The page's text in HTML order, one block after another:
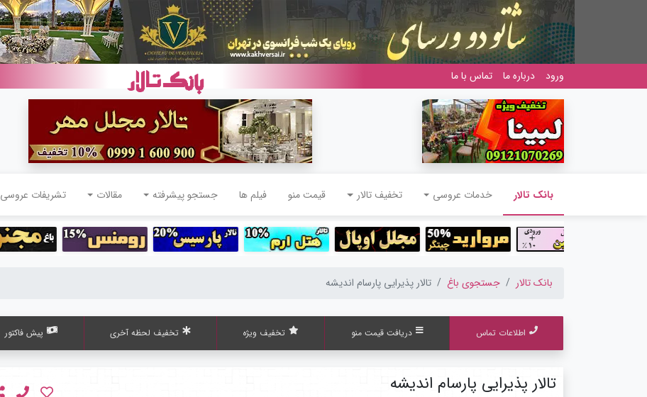
ورود درباره ما تماس با ما
بانک تالار خدمات عروسی تخفیف تالار قیمت منو فیلم ها جستجو پیشرفته مقالات تشریفات عروسی
بانک تالار جستجوی باغ تالار پذیرایی پارسام اندیشه
اطلاعات تماس دریافت قیمت منو تخفیف ویژه تخفیف لحظه آخری پیش فاکتور
تالار پذیرایی پارسام اندیشه